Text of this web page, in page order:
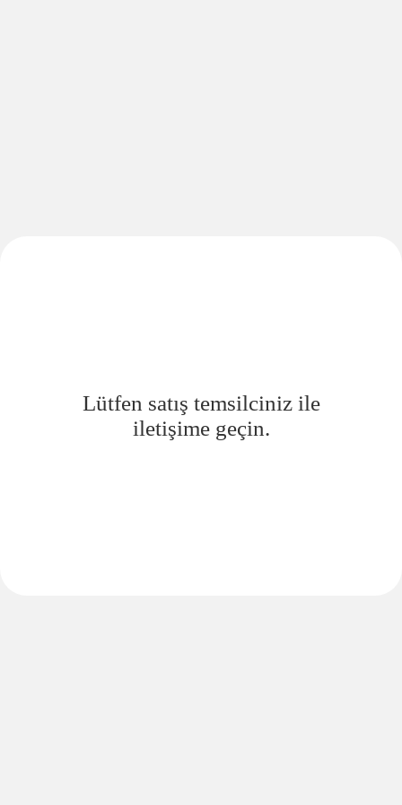
Lütfen satış temsilciniz ile
iletişime geçin.